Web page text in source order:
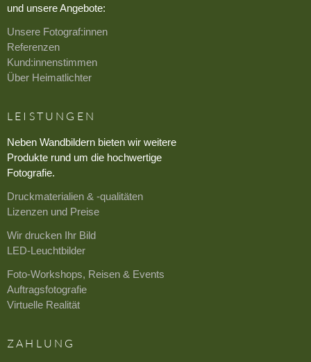
und unsere Angebote:
Unsere Fotograf:innen
Referenzen
Kund:innenstimmen
Über Heimatlichter
LEISTUNGEN
Neben Wandbildern bieten wir weitere
Produkte rund um die hochwertige
Fotografie.
Druckmaterialien & -qualitäten
Lizenzen und Preise
Wir drucken Ihr Bild
LED-Leuchtbilder
Foto-Workshops, Reisen & Events
Auftragsfotografie
Virtuelle Realität
ZAHLUNG